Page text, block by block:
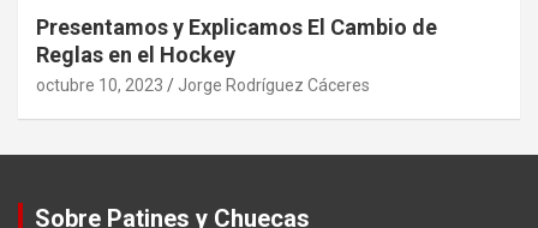
Presentamos y Explicamos El Cambio de
Reglas en el Hockey
octubre 10, 2023 Jorge Rodríguez Cáceres
Sobre Patines y Chuecas